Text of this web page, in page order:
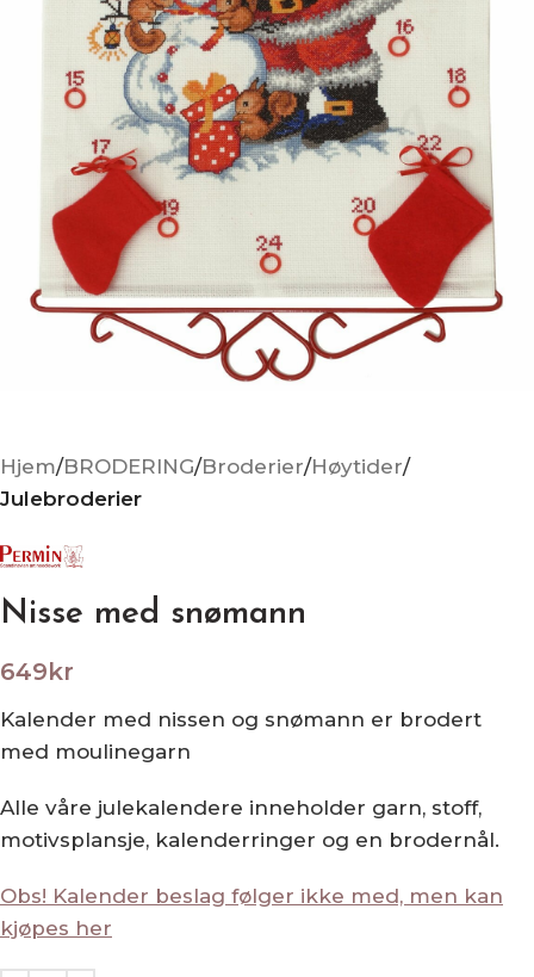
Hjem BRODERING Broderier Høytider
Julebroderier
Nisse med snømann
649kr
Kalender med nissen og snømann er brodert
med moulinegarn
Alle våre julekalendere inneholder garn, stoff,
motivsplansje, kalenderringer og en brodernål.
Obs! Kalender beslag følger ikke med, men kan
kjøpes her